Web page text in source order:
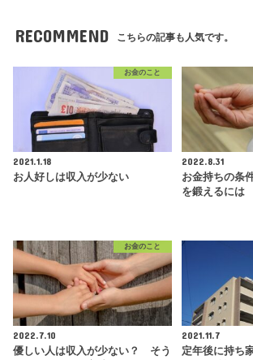
RECOMMEND こちらの記事も人気です。
お金のこと
2021.1.18
お人好しは収入が少ない
2022.8.31
お金持ちの条
を鍛えるには
お金のこと
2022.7.10
優しい人は収入が少ない？ そう
2021.11.7
定年後に持ち